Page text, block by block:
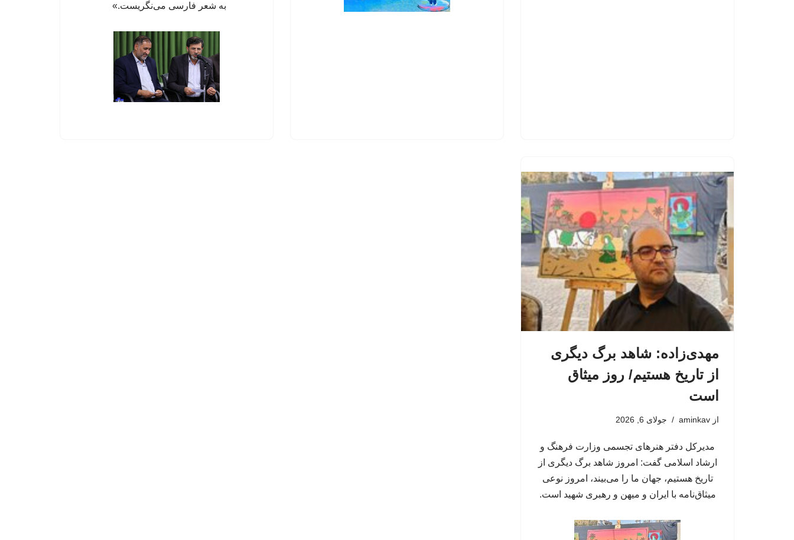
به شعر فارسی می‌نگریست.»
مهدی‌زاده: شاهد برگ دیگری
از تاریخ هستیم/ روز میثاق
است
از aminkav جولای 6, 2026
مدیرکل دفتر هنرهای تجسمی وزارت فرهنگ و
ارشاد اسلامی گفت: امروز شاهد برگ دیگری از
تاریخ هستیم، جهان ما را می‌بیند، امروز نوعی
میثاق‌نامه با ایران و میهن و رهبری شهید است.